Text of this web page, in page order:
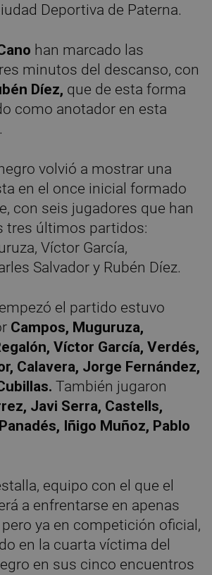
Deportiva de Paterna.
han marcado las
minutos del descanso, con
Díez, que de esta forma
como anotador en esta
volvió a mostrar una
en el once inicial formado
con seis jugadores que han
tres últimos partidos:
Víctor García,
Salvador y Rubén Díez.
el partido estuvo
Campos, Muguruza,
Víctor García, Verdés,
Calavera, Jorge Fernández,
.También jugaron
Javi Serra, Castells,
Iñigo Muñoz, Pablo
equipo con el que el
a enfrentarse en apenas
ya en competición oficial,
en la cuarta víctima del
en sus cinco encuentros